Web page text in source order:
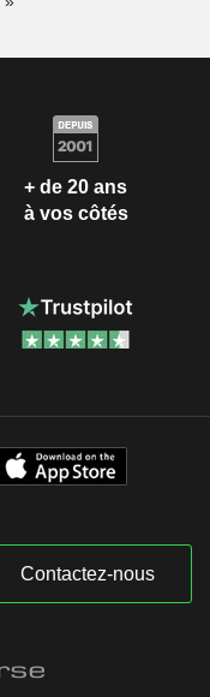
+ de 20 ans
à vos côtés
Contactez-nous